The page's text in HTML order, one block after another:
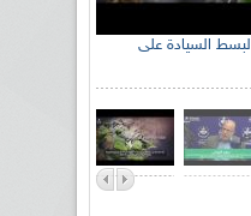
الإذاعة الجزائرية تحي الذكرى 59 لبسط السيادة على